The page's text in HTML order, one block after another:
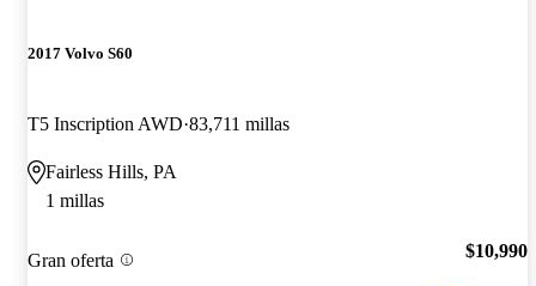
2017 Volvo S60
T5 Inscription AWD 83,711 millas
Fairless Hills, PA
1 millas
Gran oferta $10,990